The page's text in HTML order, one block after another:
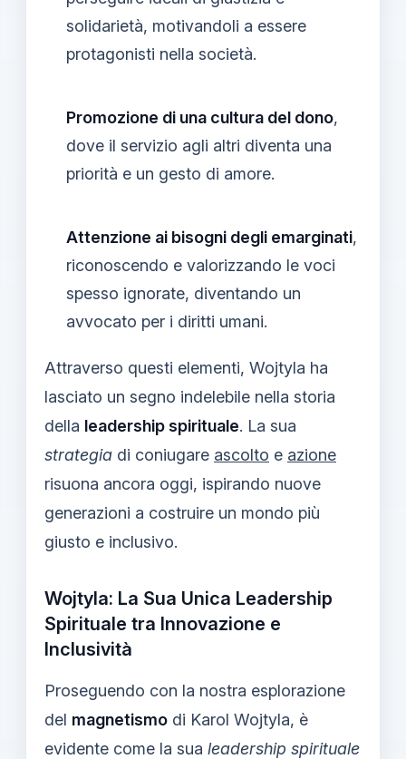
solidarietà, motivandoli a essere
protagonisti nella società.
Promozione di una cultura del dono,
dove il servizio agli altri diventa una
priorità e un gesto di amore.
Attenzione ai bisogni degli emarginati,
riconoscendo e valorizzando le voci
spesso ignorate, diventando un
avvocato per i diritti umani.
Attraverso questi elementi, Wojtyla ha
lasciato un segno indelebile nella storia
della leadership spirituale. La sua
strategia di coniugare ascolto e azione
risuona ancora oggi, ispirando nuove
generazioni a costruire un mondo più
giusto e inclusivo.
Wojtyla: La Sua Unica Leadership
Spirituale tra Innovazione e
Inclusività
Proseguendo con la nostra esplorazione
del magnetismo di Karol Wojtyla, è
evidente come la sua leadership spirituale